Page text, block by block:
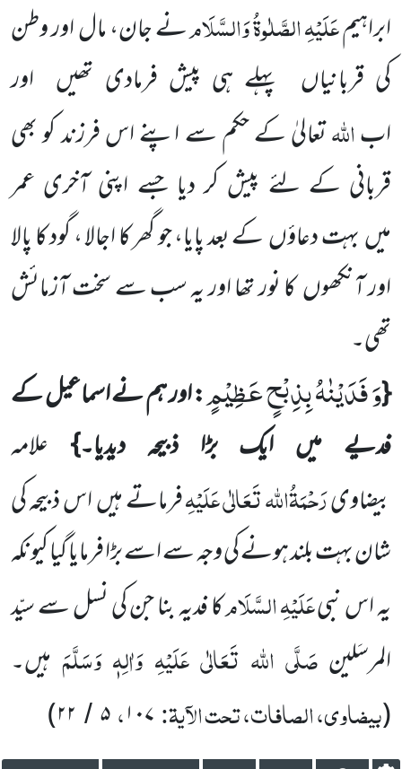
ابراہیمعَلَیْہِالصَّلٰوۃُوَالسَّلَامنے جان، مال اور وطن
کی قربانیاں پہلے ہی پیش فرمادی تھیں اور
اباللہتعالیٰ کے حکم سے اپنے اس فرزند کو بھی
قربانی کے لئے پیش کر دیا جسے اپنی آخری عمر
میں بہت دعاؤں کے بعد پایا، جو گھر کا اجالا ، گود کا پالا
اور آنکھوں کا نور تھا اور یہ سب سے سخت آزمائش
تھی۔
{وَ فَدَیْنٰهُ بِذِبْحٍ عَظِیْمٍ: اور ہم نے اسماعیل کے
فدیے میں ایک بڑا ذبیحہ دیدیا۔} علامہ
بیضاویرَحْمَۃُاللہ تَعَالٰی عَلَیْہِفرماتے ہیں اس ذبیحہ کی
شان بہت بلند ہونے کی وجہ سے اسے بڑا فرمایا گیا کیونکہ
یہ اس نبیعَلَیْہِالسَّلَامکا فدیہ بنا جن کی نسل سے سیّد
المرسَلین صَلَّی اللہ تَعَالٰی عَلَیْہِ وَاٰلِہٖ وَسَلَّمَ ہیں۔
(بیضاوی، الصافات، تحت الآیۃ:۱۰۷،۵ / ۲۲)